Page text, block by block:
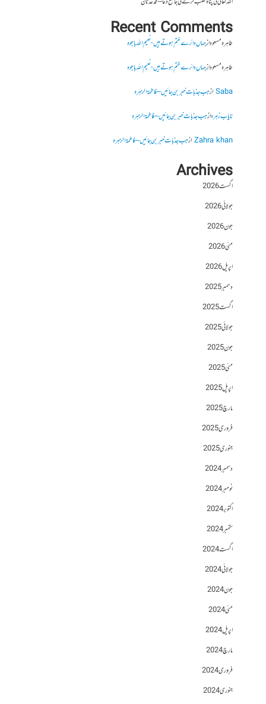
Recent Comments
طاہرہ مسعودازجہاں دائرے ختم ہوتے ہیں- نعیم اللہ باجوہ
طاہرہ مسعودازجہاں دائرے ختم ہوتے ہیں- نعیم اللہ باجوہ
Sabaازجب جذبات خبر بن جائیں – فاطمۃالزہرہ
نایاب زہرہازجب جذبات خبر بن جائیں – فاطمۃالزہرہ
Zahra khanازجب جذبات خبر بن جائیں – فاطمۃالزہرہ
Archives
اگست 2026
جولائی 2026
جون 2026
مئی 2026
اپریل 2026
دسمبر 2025
اگست 2025
جولائی 2025
جون 2025
مئی 2025
اپریل 2025
مارچ 2025
فروری 2025
جنوری 2025
دسمبر 2024
نومبر 2024
اکتوبر 2024
ستمبر 2024
اگست 2024
جولائی 2024
جون 2024
مئی 2024
اپریل 2024
مارچ 2024
فروری 2024
جنوری 2024